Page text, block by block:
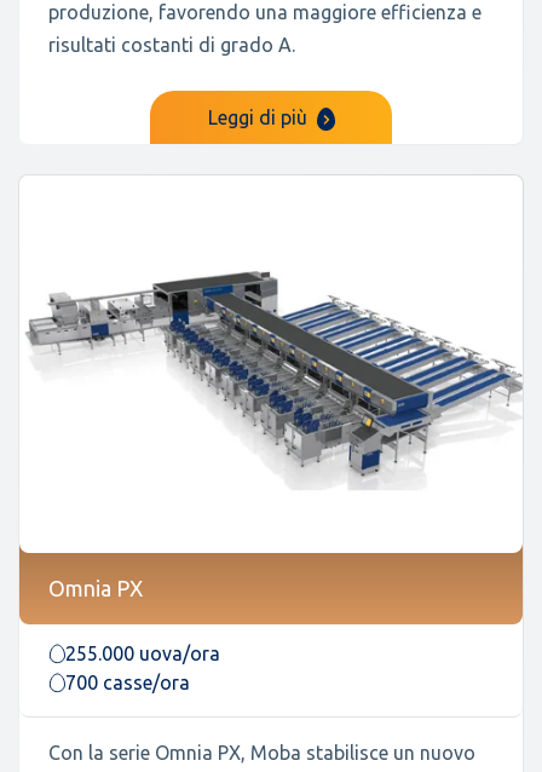
produzione, favorendo una maggiore efficienza e
risultati costanti di grado A.
Leggi di più
Omnia PX
255.000 uova/ora
700 casse/ora
Con la serie Omnia PX, Moba stabilisce un nuovo